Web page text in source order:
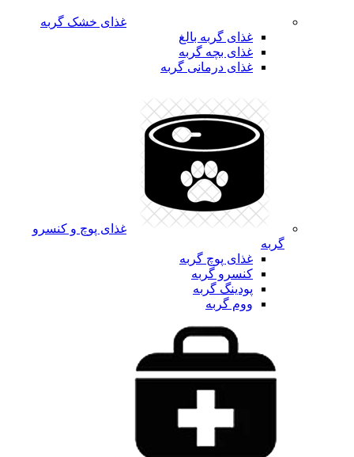
غذای خشک گربه
غذای گربه بالغ
غذای بچه گربه
غذای درمانی گربه
غذای پوچ و کنسرو
گربه
غذای پوچ گربه
کنسرو گربه
پودینگ گربه
ووم گربه